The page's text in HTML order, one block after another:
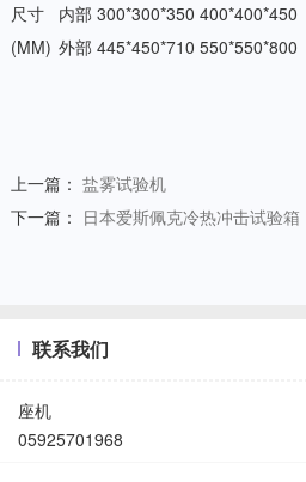
尺寸
(MM)
内部 300*300*350 400*400*450
外部 445*450*710 550*550*800
上一篇： 盐雾试验机
下一篇： 日本爱斯佩克冷热冲击试验箱
联系我们
座机
05925701968